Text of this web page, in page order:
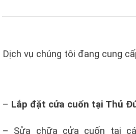
Dịch vụ chúng tôi đang cung
– Lắp đặt cửa cuốn tại Thủ
– Sửa chữa cửa cuốn tại